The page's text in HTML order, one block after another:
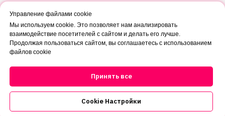
8 911 996 47
44
c 10:00 до 20:00, без выходных
Управление файлами cookie
Мы используем cookie. Это позволяет нам анализировать
взаимодействие посетителей с сайтом и делать его лучше.
Продолжая пользоваться сайтом, вы соглашаетесь с использованием
файлов cookie
Принять все
Cookie Настройки